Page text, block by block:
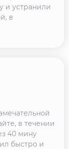
и устранили
в
в течении
40 мину
быстро и